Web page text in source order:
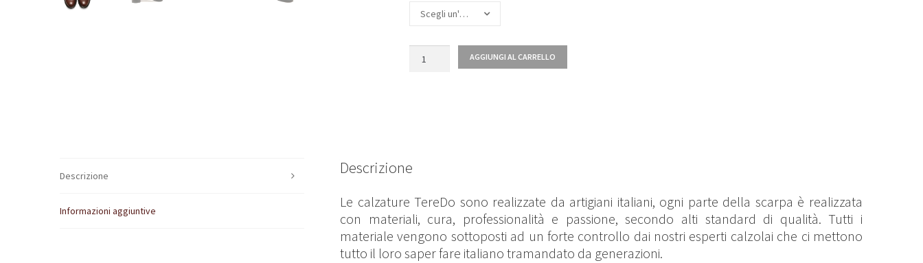
Scegli un'opzione
AGGIUNGI AL CARRELLO
Descrizione
Informazioni aggiuntive
Descrizione
Le calzature TereDo sono realizzate da artigiani italiani, ogni parte della scarpa è realizzata
con materiali, cura, professionalità e passione, secondo alti standard di qualità. Tutti i
materiale vengono sottoposti ad un forte controllo dai nostri esperti calzolai che ci mettono
tutto il loro saper fare italiano tramandato da generazioni.